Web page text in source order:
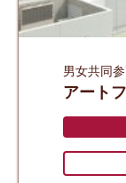
男女共同
アート